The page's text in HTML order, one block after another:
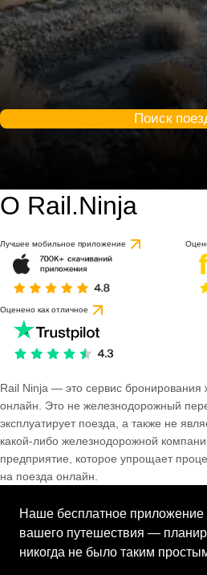
Поиск
О Rail.Ninja
Лучшее мобильное приложение
Оценено как отличное
Rail Ninja — это сервис
онлайн. Это не железнодорожный
эксплуатирует поезда, а также не
какой-либо железнодорожной
предприятие, которое упрощает
на поезда онлайн.
Наше бесплатное приложение
вашего путешествия —
никогда не было таким